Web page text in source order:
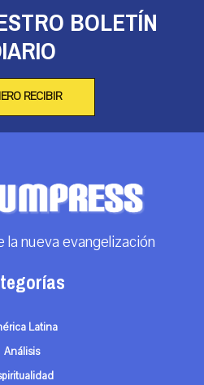
BOLETÍN
RECIBIR
la nueva evangelización
Latina
Análisis